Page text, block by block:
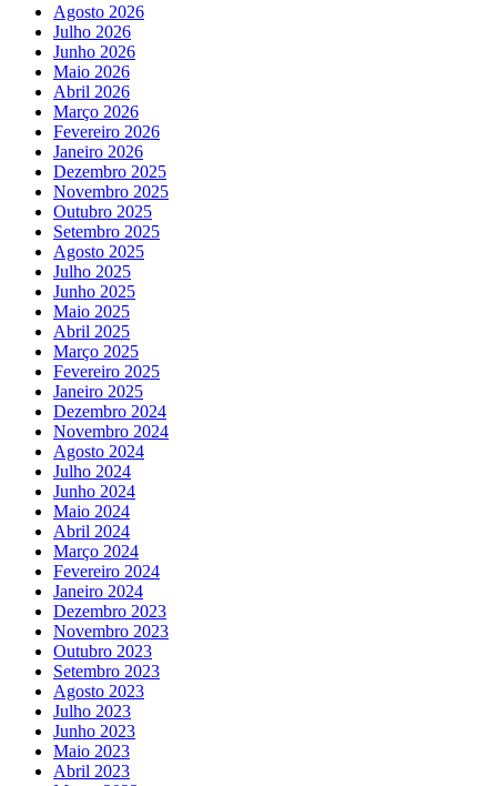
Agosto 2026
Julho 2026
Junho 2026
Maio 2026
Abril 2026
Março 2026
Fevereiro 2026
Janeiro 2026
Dezembro 2025
Novembro 2025
Outubro 2025
Setembro 2025
Agosto 2025
Julho 2025
Junho 2025
Maio 2025
Abril 2025
Março 2025
Fevereiro 2025
Janeiro 2025
Dezembro 2024
Novembro 2024
Agosto 2024
Julho 2024
Junho 2024
Maio 2024
Abril 2024
Março 2024
Fevereiro 2024
Janeiro 2024
Dezembro 2023
Novembro 2023
Outubro 2023
Setembro 2023
Agosto 2023
Julho 2023
Junho 2023
Maio 2023
Abril 2023